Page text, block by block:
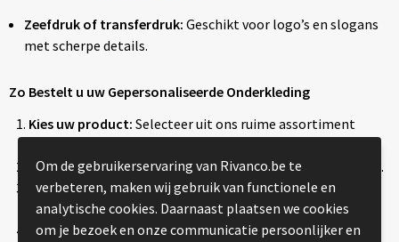
Zeefdruk of transferdruk: Geschikt voor logo’s en slogans
met scherpe details.
Zo Bestelt u uw Gepersonaliseerde Onderkleding
Kies uw product: Selecteer uit ons ruime assortiment
Upload uw ontwerp:Voeg uw logo, slogan of patroon toe.
Proefdruk en goedkeuring:Wij sturen een digitale
proefdruk voor definitieve goedkeuring.
Snelle levering:Na akkoord gaan wij direct aan de slag en
Om de gebruikerservaring van Rivanco.be te
verbeteren, maken wij gebruik van functionele en
analytische cookies. Daarnaast plaatsen we cookies
om je bezoek en onze communicatie persoonlijker en